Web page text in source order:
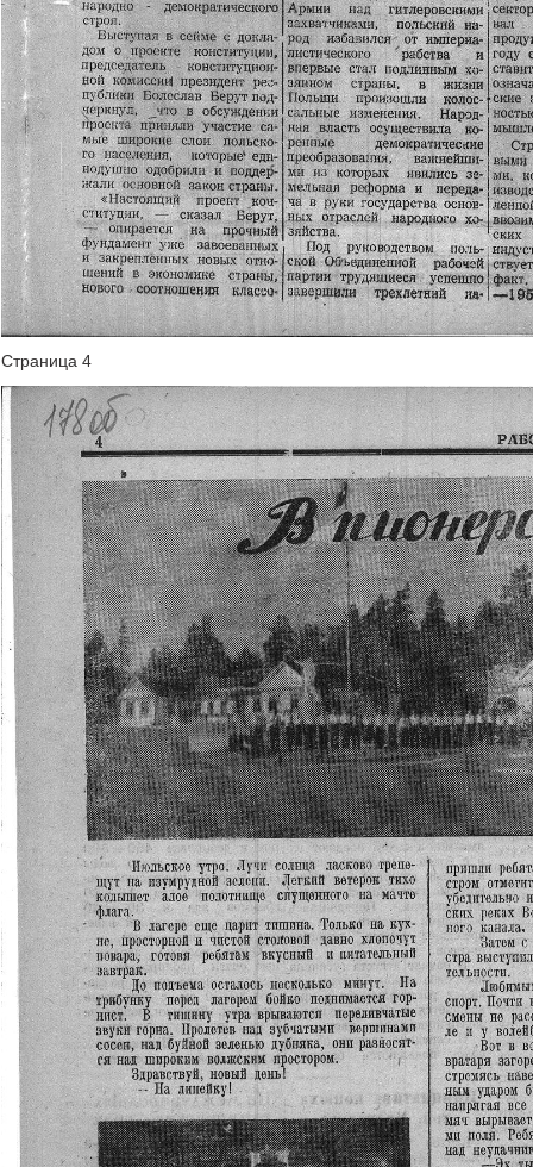
Страница 4